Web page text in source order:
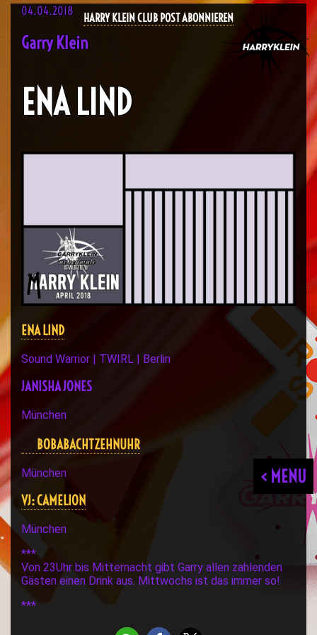
HARRY KLEIN CLUB POST ABONNIEREN
< MENU
04.04.2018
Garry Klein
ENA LIND
ENA LIND
Sound Warrior | TWIRL | Berlin
JANISHA JONES
München
BOBABACHTZEHNUHR
München
VJ: CAMELION
München
***
Von 23Uhr bis Mitternacht gibt Garry allen zahlenden
Gästen einen Drink aus. Mittwochs ist das immer so!
***